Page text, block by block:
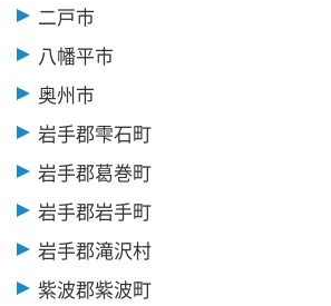
二戸市
八幡平市
奥州市
岩手郡雫石町
岩手郡葛巻町
岩手郡岩手町
岩手郡滝沢村
紫波郡紫波町